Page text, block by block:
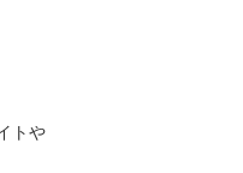
トや